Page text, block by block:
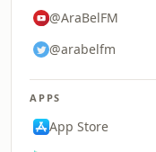
@AraBelFM
@arabelfm
APPS
App Store